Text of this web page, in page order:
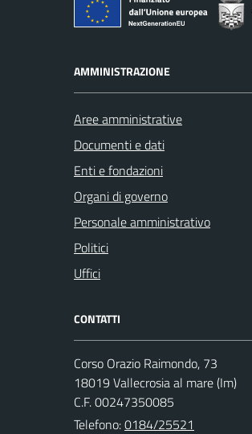
AMMINISTRAZIONE
Aree amministrative
Documenti e dati
Enti e fondazioni
Organi di governo
Personale amministrativo
Politici
Uffici
CONTATTI
Corso Orazio Raimondo, 73
18019 Vallecrosia al mare (Im)
C.F. 00247350085
Telefono:0184/25521